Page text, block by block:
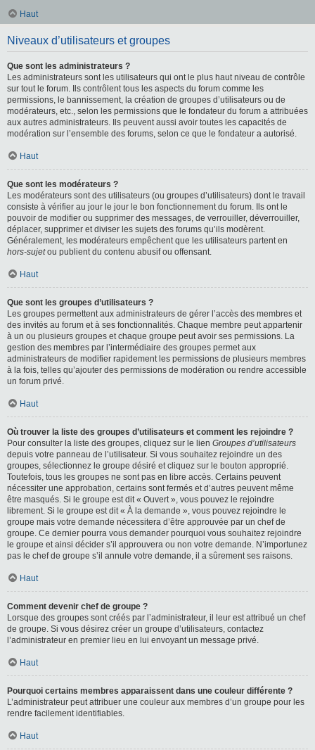
Haut
Niveaux d’utilisateurs et groupes
Que sont les administrateurs ?
Les administrateurs sont les utilisateurs qui ont le plus haut niveau de contrôle
sur tout le forum. Ils contrôlent tous les aspects du forum comme les
permissions, le bannissement, la création de groupes d’utilisateurs ou de
modérateurs, etc., selon les permissions que le fondateur du forum a attribuées
aux autres administrateurs. Ils peuvent aussi avoir toutes les capacités de
modération sur l’ensemble des forums, selon ce que le fondateur a autorisé.
Haut
Que sont les modérateurs ?
Les modérateurs sont des utilisateurs (ou groupes d’utilisateurs) dont le travail
consiste à vérifier au jour le jour le bon fonctionnement du forum. Ils ont le
pouvoir de modifier ou supprimer des messages, de verrouiller, déverrouiller,
déplacer, supprimer et diviser les sujets des forums qu’ils modèrent.
Généralement, les modérateurs empêchent que les utilisateurs partent en
hors-sujetou publient du contenu abusif ou offensant.
Haut
Que sont les groupes d’utilisateurs ?
Les groupes permettent aux administrateurs de gérer l’accès des membres et
des invités au forum et à ses fonctionnalités. Chaque membre peut appartenir
à un ou plusieurs groupes et chaque groupe peut avoir ses permissions. La
gestion des membres par l’intermédiaire des groupes permet aux
administrateurs de modifier rapidement les permissions de plusieurs membres
à la fois, telles qu’ajouter des permissions de modération ou rendre accessible
un forum privé.
Haut
Où trouver la liste des groupes d’utilisateurs et comment les rejoindre ?
Pour consulter la liste des groupes, cliquez sur le lien Groupes d’utilisateurs
depuis votre panneau de l’utilisateur. Si vous souhaitez rejoindre un des
groupes, sélectionnez le groupe désiré et cliquez sur le bouton approprié.
Toutefois, tous les groupes ne sont pas en libre accès. Certains peuvent
nécessiter une approbation, certains sont fermés et d’autres peuvent même
être masqués. Si le groupe est dit « Ouvert », vous pouvez le rejoindre
librement. Si le groupe est dit « À la demande », vous pouvez rejoindre le
groupe mais votre demande nécessitera d’être approuvée par un chef de
groupe. Ce dernier pourra vous demander pourquoi vous souhaitez rejoindre
le groupe et ainsi décider s’il approuvera ou non votre demande. N’importunez
pas le chef de groupe s’il annule votre demande, il a sûrement ses raisons.
Haut
Comment devenir chef de groupe ?
Lorsque des groupes sont créés par l’administrateur, il leur est attribué un chef
de groupe. Si vous désirez créer un groupe d’utilisateurs, contactez
l’administrateur en premier lieu en lui envoyant un message privé.
Haut
Pourquoi certains membres apparaissent dans une couleur différente ?
L’administrateur peut attribuer une couleur aux membres d’un groupe pour les
rendre facilement identifiables.
Haut